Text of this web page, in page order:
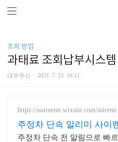
조회 방법
과태료 조회납부시스템
대우주신 2021. 7. 23. 16:11
https://sssireenn.wixsite.com/ssirenn
주정차 단속 알리미 사이
주정차 단속 전 알림으로 빠